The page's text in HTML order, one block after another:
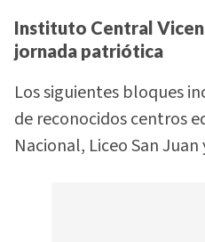
Instituto Central
jornada patriótica
Los siguientes bloques
de reconocidos centros
Nacional, Liceo San